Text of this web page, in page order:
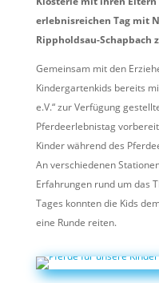
erlebnisreichen Tag mit
Rippholdsau-Schapbach
Gemeinsam mit den
Kindergartenkids bereits
e.V.“ zur Verfügung
Pferdeerlebnistag
Kinder während des
An verschiedenen
Erfahrungen rund um das
Tages konnten die Kids
eine Runde reiten.